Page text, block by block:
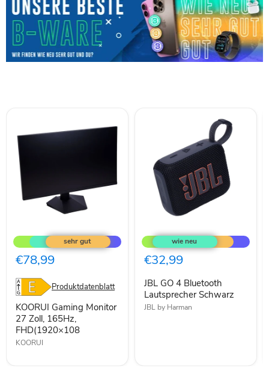
Gaming
Monitor
27
Zoll,
FHD(1920×108
€78,99
Produktdatenblatt
KOORUI Gaming Monitor
27 Zoll, 165Hz,
FHD(1920×108
KOORUI
GO
4
Bluetooth
Lautsprecher
€32,99
JBL GO 4 Bluetooth
Lautsprecher Schwarz
JBL by Harman